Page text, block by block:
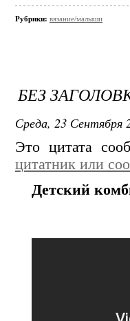
Рубрики: вязание/малыши
БЕЗ
Среда, 23 Сентября
Это цитата
цитатник или
Детский